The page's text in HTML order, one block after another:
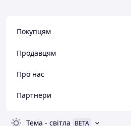
Покупцям
Продавцям
Про нас
Партнери
Тема - світла BETA